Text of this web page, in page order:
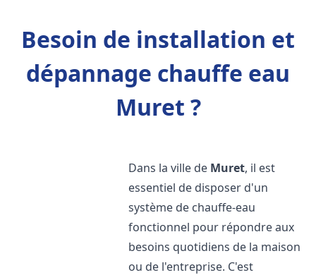
Besoin de installation et
dépannage chauffe eau
Muret ?
Dans la ville de Muret, il est
essentiel de disposer d'un
système de chauffe-eau
fonctionnel pour répondre aux
besoins quotidiens de la maison
ou de l'entreprise. C'est